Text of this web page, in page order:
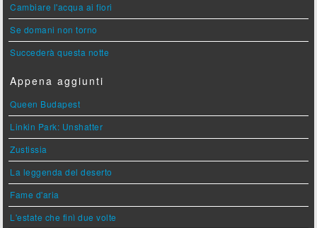
Cambiare l'acqua ai fiori
Se domani non torno
Succederà questa notte
Appena aggiunti
Queen Budapest
Linkin Park: Unshatter
Zustissia
La leggenda del deserto
Fame d'aria
L'estate che finì due volte